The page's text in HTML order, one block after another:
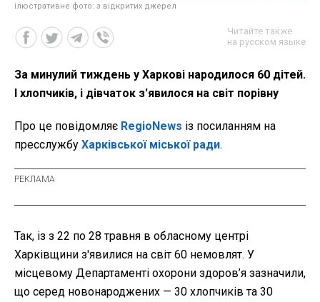
ілюстративне фото: з відкритих джерел
Читайте также
на русском языке
За минулий тиждень у Харкові народилося 60 дітей.
І хлопчиків, і дівчаток з'явилося на світ порівну
Про це повідомляє RegioNews із посиланням на
пресслужбу Харківської міської ради.
Так, із з 22 по 28 травня в обласному центрі
Харківщини з'явилися на світ 60 немовлят. У
місцевому Департаменті охорони здоров’я зазначили,
що серед новонароджених — 30 хлопчиків та 30